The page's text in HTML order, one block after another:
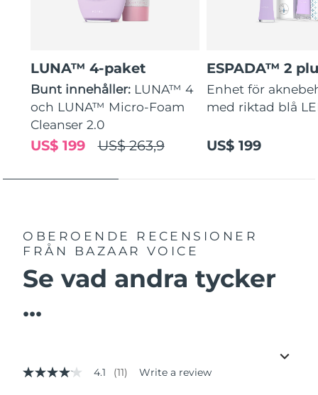
LUNA™ 4-paket
Bunt innehåller: LUNA™ 4
och LUNA™ Micro-Foam
Cleanser 2.0
US$ 263,9
US$ 199
ESPADA™ 2
Enhet för
med riktad blå
US$ 199
OBEROENDE RECENSIONER
FRÅN BAZAAR VOICE
Se vad andra tycker
...
4.1
4.1 (11) Write a review